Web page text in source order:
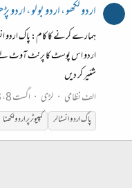
اردو لکھو ، اردو بولو ،
ہمارے کرنے کا کام: پاک اردو
اردو اس پوسٹ کا پرنٹ آوٹ لے
شئیر کر دیں
الف نظامی
لڑی اگست 8، 2013
پاکاردوانسٹالر کمپیوٹرپراردولکھنا